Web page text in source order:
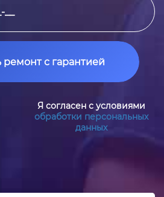
ремонт с гарантией
Я согласен с условиями
обработки персональных
данных